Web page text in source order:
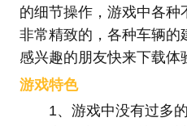
的细节操作，游戏中各种
非常精致的，各种车辆的
感兴趣的朋友快来下载体
游戏特色
1、游戏中没有过多